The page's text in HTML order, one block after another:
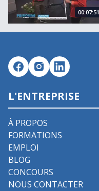
00:07:51
L'ENTREPRISE
À PROPOS
FORMATIONS
EMPLOI
BLOG
CONCOURS
NOUS CONTACTER